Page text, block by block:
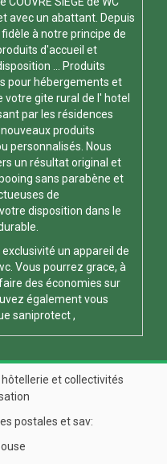
avec un abattant. Depuis
à notre principe de
d'accueil et
... Produits
pour hébergements et
votre gite rural de l' hotel
par les résidences
produits
personnalisés. Nous
un résultat original et
sans parabène et
de
disposition dans le
un appareil de
. Vous pourrez grace, à
des économies sur
également vous
saniprotect,
et collectivités
postales et sav: